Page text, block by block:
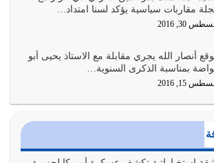
يُقتل في سبيله بالحياة الأبدية والرزق
والخلود في…
أهم مصدر لمعرفة رسول الله معرفة سيرته
عظمته
مقاربات سياسية يؤكد لسنا امتداد…
30, 2016
أنصار الله يجري مقابلة مع الاستاذ يحيى أبو
بمناسبة الذكرى السنوية…
15, 2016